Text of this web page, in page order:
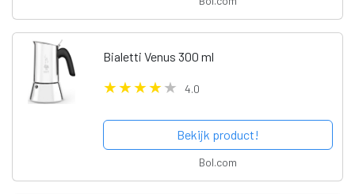
Bialetti Venus 300 ml
4.0
Bekijk product!
Bol.com